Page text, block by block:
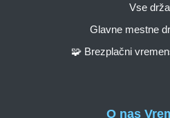
O nas
Vse
Glavne mestne
🧩 Brezplačni